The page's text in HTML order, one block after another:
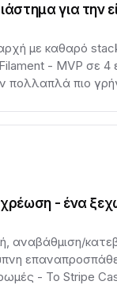
για την
με καθαρό
- MVP σε 4
πολλαπλά πιο
- ένα
αναβάθμιση/
- Το Stripe